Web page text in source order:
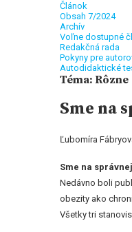
Článok
Obsah 7/2024
Archív
Voľne dostupné
Redakčná rada
Pokyny pre
Autodidaktické
Téma: Rôzne
Sme na
Ľubomíra
Sme na
Nedávno boli
obezity ako
Všetky tri